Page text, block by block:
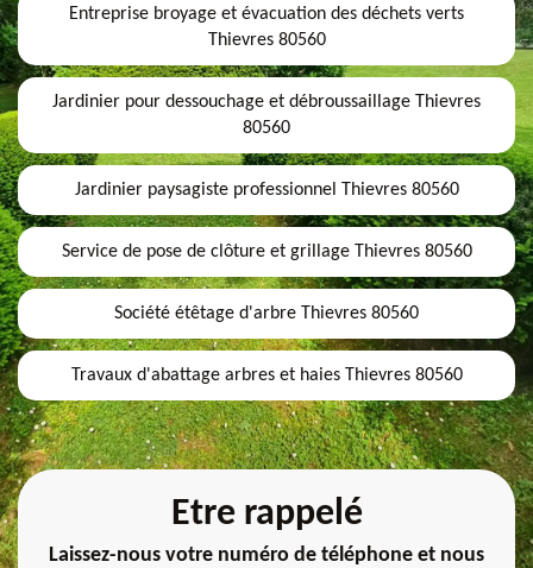
Entreprise broyage et évacuation des déchets verts
Thievres 80560
Jardinier pour dessouchage et débroussaillage Thievres
80560
Jardinier paysagiste professionnel Thievres 80560
Service de pose de clôture et grillage Thievres 80560
Société étêtage d'arbre Thievres 80560
Travaux d'abattage arbres et haies Thievres 80560
Etre rappelé
Laissez-nous votre numéro de téléphone et nous